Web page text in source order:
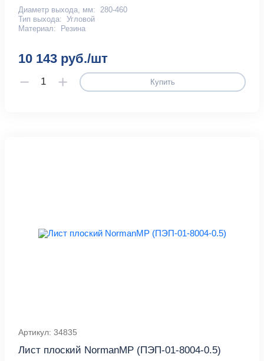
Диаметр выхода, мм: 280-460
Тип выхода: Угловой
Материал:
Резина
10 143 руб./шт
Купить
Артикул: 34835
Лист плоский NormanMP (ПЭП-01-8004-0.5)